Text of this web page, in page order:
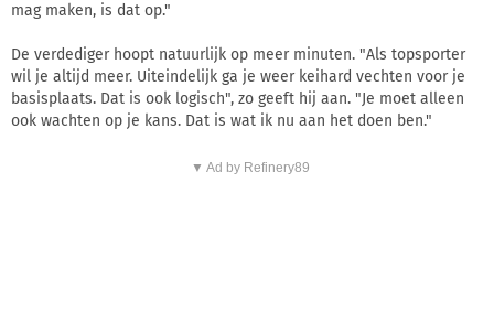
mag maken, is dat op."
De verdediger hoopt natuurlijk op meer minuten. "Als topsporter
wil je altijd meer. Uiteindelijk ga je weer keihard vechten voor je
basisplaats. Dat is ook logisch", zo geeft hij aan. "Je moet alleen
ook wachten op je kans. Dat is wat ik nu aan het doen ben."
▼ Ad by Refinery89